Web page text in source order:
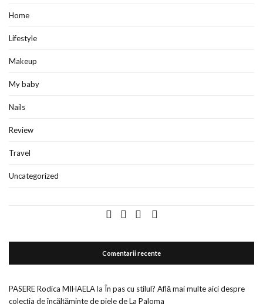
Home
Lifestyle
Makeup
My baby
Nails
Review
Travel
Uncategorized
Comentarii recente
PASERE Rodica MIHAELAla În pas cu stilul? Află mai multe aici despre
colecția de încălțăminte de piele de La Paloma